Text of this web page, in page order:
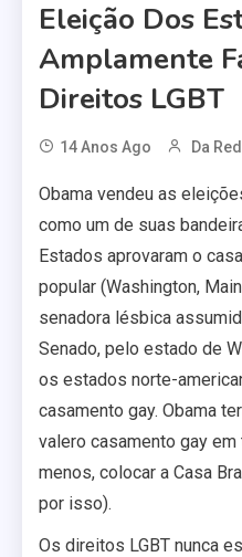
Eleição Dos
Amplamente
Direitos LGBT
14 Anos Ago Da
Obama vendeu as
como um de suas
Estados aprovaram o
popular (Washington,
senadora lésbica
Senado, pelo estado de
os estados norte-
casamento gay. Obama
valero casamento gay
menos, colocar a Casa
por isso).
Os direitos LGBT nunca